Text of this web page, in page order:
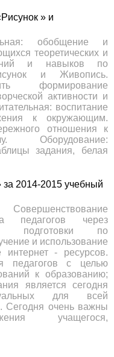
» и
обобщение и
теоретических и
и навыков по
и Живопись.
формирование
активности и
воспитание
к окружающим.
отношения к
Оборудование:
задания, белая
2014-2015 учебный
педагогов через
подготовки по
и использование
интернет - ресурсов.
педагогов с целью
к образованию;
является сегодня
для всей
Сегодня очень важны
учащегося,